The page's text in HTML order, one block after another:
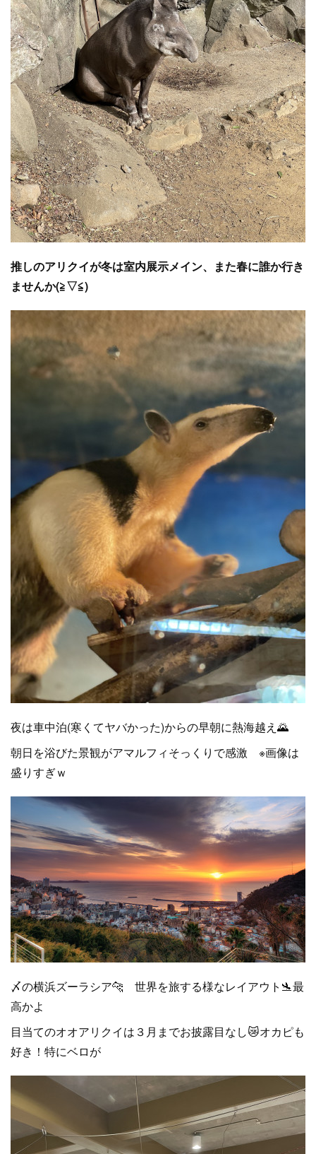
推しのアリクイが冬は室内展示メイン、また春に誰か行き
ませんか(≧▽≦)
夜は車中泊(寒くてヤバかった)からの早朝に熱海越え🌄
朝日を浴びた景観がアマルフィそっくりで感激 ※画像は
盛りすぎｗ
〆の横浜ズーラシア🐆 世界を旅する様なレイアウト🛬最
高かよ
目当てのオオアリクイは３月までお披露目なし😿オカピも
好き！特にベロが